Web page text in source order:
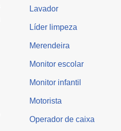
Lavador
Líder limpeza
Merendeira
Monitor escolar
Monitor infantil
Motorista
Operador de caixa